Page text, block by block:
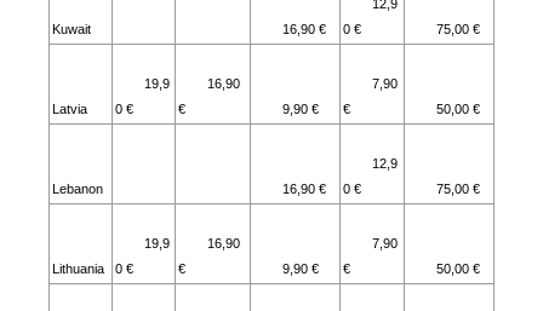
Kuwait 16,90 €
12,9
0 €
75,00 €
Latvia
19,9
0 €
16,90
€
9,90 €
7,90
€
50,00 €
Lebanon 16,90 €
12,9
0 €
75,00 €
Lithuania
19,9
0 €
16,90
€
9,90 €
7,90
€
50,00 €